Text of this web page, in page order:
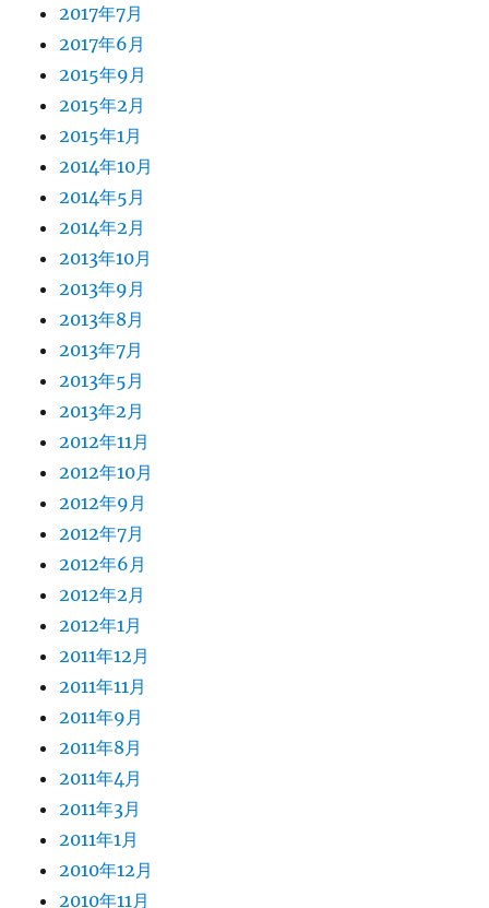
2017年7月
2017年6月
2015年9月
2015年2月
2015年1月
2014年10月
2014年5月
2014年2月
2013年10月
2013年9月
2013年8月
2013年7月
2013年5月
2013年2月
2012年11月
2012年10月
2012年9月
2012年7月
2012年6月
2012年2月
2012年1月
2011年12月
2011年11月
2011年9月
2011年8月
2011年4月
2011年3月
2011年1月
2010年12月
2010年11月